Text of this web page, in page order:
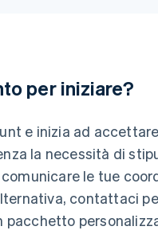
per iniziare?
e inizia ad accettare
la necessità di
le tue
contattaci
pacchetto
English